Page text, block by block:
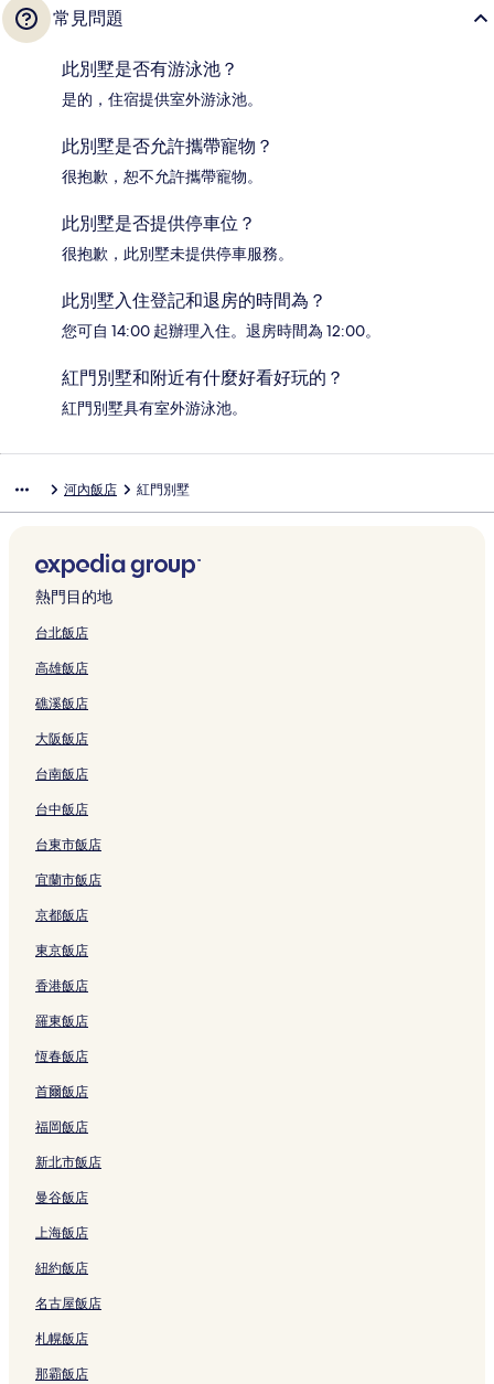
常見問題
此別墅是否有游泳池？
是的，住宿提供室外游泳池。
此別墅是否允許攜帶寵物？
很抱歉，恕不允許攜帶寵物。
此別墅是否提供停車位？
很抱歉，此別墅未提供停車服務。
此別墅入住登記和退房的時間為？
您可自 14:00 起辦理入住。退房時間為 12:00。
紅門別墅和附近有什麼好看好玩的？
紅門別墅具有室外游泳池。
河內飯店 紅門別墅
熱門目的地
台北飯店
高雄飯店
礁溪飯店
大阪飯店
台南飯店
台中飯店
台東市飯店
宜蘭市飯店
京都飯店
東京飯店
香港飯店
羅東飯店
恆春飯店
首爾飯店
福岡飯店
新北市飯店
曼谷飯店
上海飯店
紐約飯店
名古屋飯店
札幌飯店
那霸飯店